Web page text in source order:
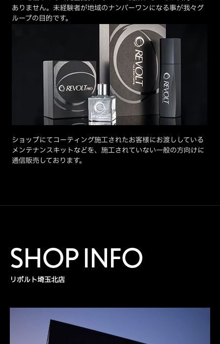
ありません。未経験者が地域のナンバーワンになる事が我々グ
ループの目的です。
ショップにてコーティング施工されたお客様にお渡ししている
メンテナンスキットなどを、施工されていない一般の方向けに
通信販売しております。
SHOP INFO
リボルト埼玉北店